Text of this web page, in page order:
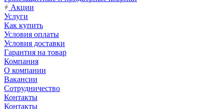
Акции
Услуги
Как купить
Условия оплаты
Условия доставки
Гарантия на товар
Компания
О компании
Вакансии
Сотрудничество
Контакты
Контакты